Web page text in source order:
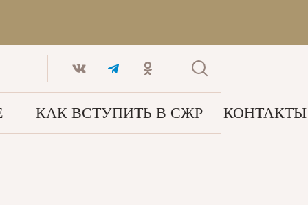
КАК ВСТУПИТЬ В СЖР КОНТАКТЫ